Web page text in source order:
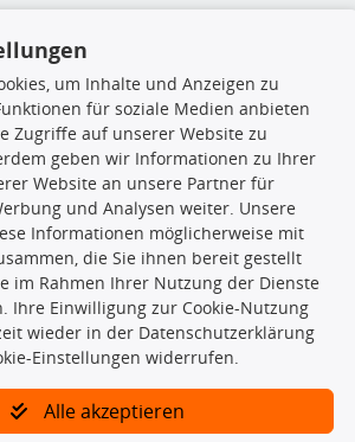
insbesondere die gesamte Datenbank dürfen
Daten oder die gesamte Datenbank ohne
TecDoc zu vervielfältigen, zu verbreiten
durch Dritte ausführen zu lassen. Ein
unseren Onlineshop identifizierte Ersatzteil
um Inhalte und Anzeigen zu
für soziale Medien anbieten
Zugriffe auf unserer Website zu
geben wir Informationen zu Ihrer
Website an unsere Partner für
und Analysen weiter. Unsere
Informationen möglicherweise mit
die Sie ihnen bereit gestellt
im Rahmen Ihrer Nutzung der Dienste
Ihre Einwilligung zur Cookie-Nutzung
wieder in der Datenschutzerklärung
Einstellungen widerrufen.
Alle akzeptieren